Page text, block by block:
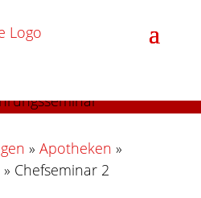
» Apotheken »
» Chefseminar 2